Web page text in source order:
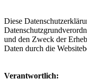
Diese
und den Zweck der
Daten durch die
Verantwortlich: